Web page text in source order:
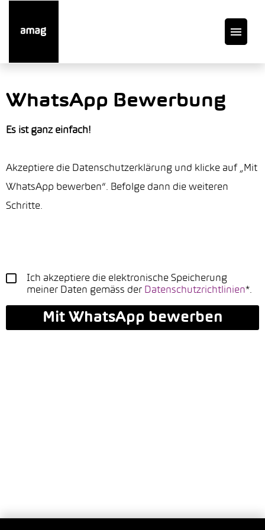
Offene Stellen
Service
WhatsApp Bewerbung
Es ist ganz einfach!
Akzeptiere die Datenschutzerklärung und klicke auf „Mit
WhatsApp bewerben“. Befolge dann die weiteren
Schritte.
Ich akzeptiere die elektronische Speicherung
meiner Daten gemäss der Datenschutzrichtlinien*.
Mit WhatsApp bewerben